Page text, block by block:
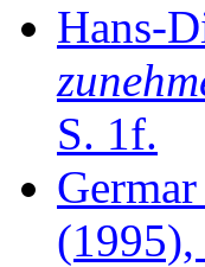
Hans-
S. 1f.
(1995),